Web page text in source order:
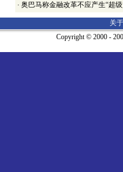
· 奥巴马称金融改革不应产生“超
关
Copyright © 2000 -